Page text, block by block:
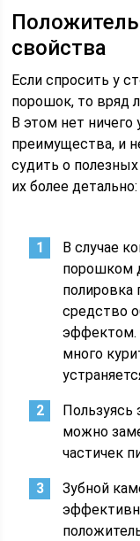
свойства
Если спросить у
порошок, то вряд
В этом нет ничего
преимущества, и
судить о
их более детально:
В случае
порошком
полировка
средство
эффектом.
много
можно
частичек
Зубной